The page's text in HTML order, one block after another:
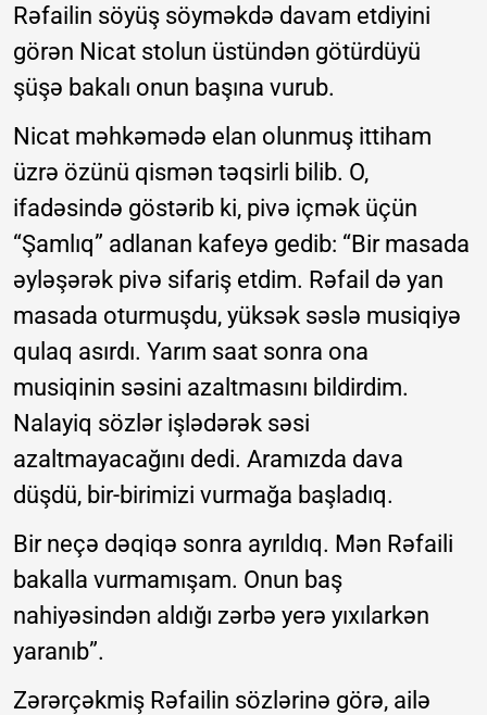
Rəfailin söyüş söyməkdə davam etdiyini
görən Nicat stolun üstündən götürdüyü
şüşə bakalı onun başına vurub.
Nicat məhkəmədə elan olunmuş ittiham
üzrə özünü qismən təqsirli bilib. O,
ifadəsində göstərib ki, pivə içmək üçün
“Şamlıq” adlanan kafeyə gedib: “Bir masada
əyləşərək pivə sifariş etdim. Rəfail də yan
masada oturmuşdu, yüksək səslə musiqiyə
qulaq asırdı. Yarım saat sonra ona
musiqinin səsini azaltmasını bildirdim.
Nalayiq sözlər işlədərək səsi
azaltmayacağını dedi. Aramızda dava
düşdü, bir-birimizi vurmağa başladıq.
Bir neçə dəqiqə sonra ayrıldıq. Mən Rəfaili
bakalla vurmamışam. Onun baş
nahiyəsindən aldığı zərbə yerə yıxılarkən
yaranıb”.
Zərərçəkmiş Rəfailin sözlərinə görə, ailə